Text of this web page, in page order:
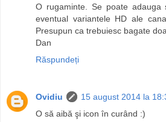
O rugaminte. Se poate adauga
eventual variantele HD ale
Presupun ca trebuiesc bagate
Dan
Răspundeți
Ovidiu
15 august 2014 la
O să aibă şi icon în curând :)